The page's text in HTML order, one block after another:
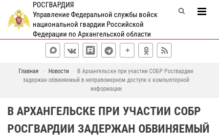
РОСГВАРДИЯ
Управление Федеральной службы войск
национальной гвардии Российской
Федерации по Архангельской области
Главная Новости
В Архангельске при участии СОБР Росгвардии
задержан обвиняемый в неправомерном доступе к компьютерной
информации
В АРХАНГЕЛЬСКЕ ПРИ УЧАСТИИ СОБР
РОСГВАРДИИ ЗАДЕРЖАН ОБВИНЯЕМЫЙ